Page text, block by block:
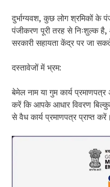
दुर्भाग्यवश, कुछ लोग श्रमिकों
पंजीकरण पूरी तरह से निःशुल्क
सरकारी सहायता केंद्र पर जा
दस्तावेजों में भ्रम:
बेमेल नाम या गुम कार्य
करें कि आपके आधार विवरण
से वैध कार्य प्रमाणपत्र प्राप्त करें।